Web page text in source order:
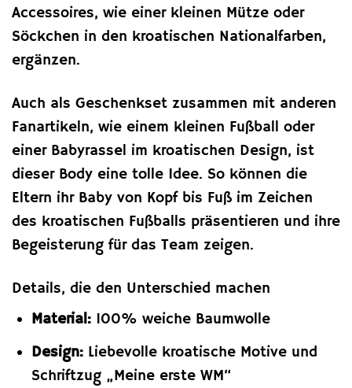
Accessoires, wie einer kleinen Mütze oder
Söckchen in den kroatischen Nationalfarben,
ergänzen.
Auch als Geschenkset zusammen mit anderen
Fanartikeln, wie einem kleinen Fußball oder
einer Babyrassel im kroatischen Design, ist
dieser Body eine tolle Idee. So können die
Eltern ihr Baby von Kopf bis Fuß im Zeichen
des kroatischen Fußballs präsentieren und ihre
Begeisterung für das Team zeigen.
Details, die den Unterschied machen
Material:100% weiche Baumwolle
Design:Liebevolle kroatische Motive und
Schriftzug „Meine erste WM“